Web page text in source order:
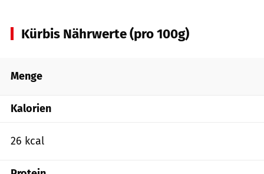
Kürbis Nährwerte (pro 100g)
Menge
Kalorien
26 kcal